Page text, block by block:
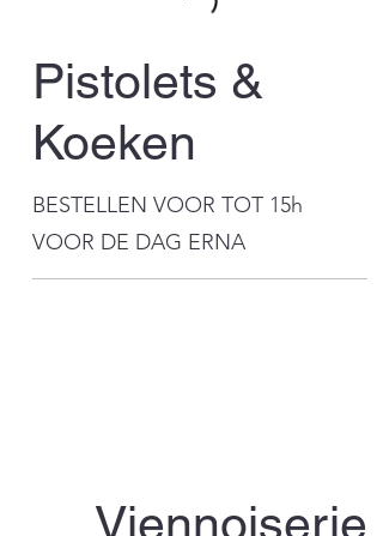
Pistolets &
Koeken
BESTELLEN VOOR TOT 15h
VOOR DE DAG ERNA
Viennoiserie